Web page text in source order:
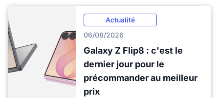
Actualité
06/08/2026
Galaxy Z Flip8 : c'est le
dernier jour pour le
précommander au meilleur
prix